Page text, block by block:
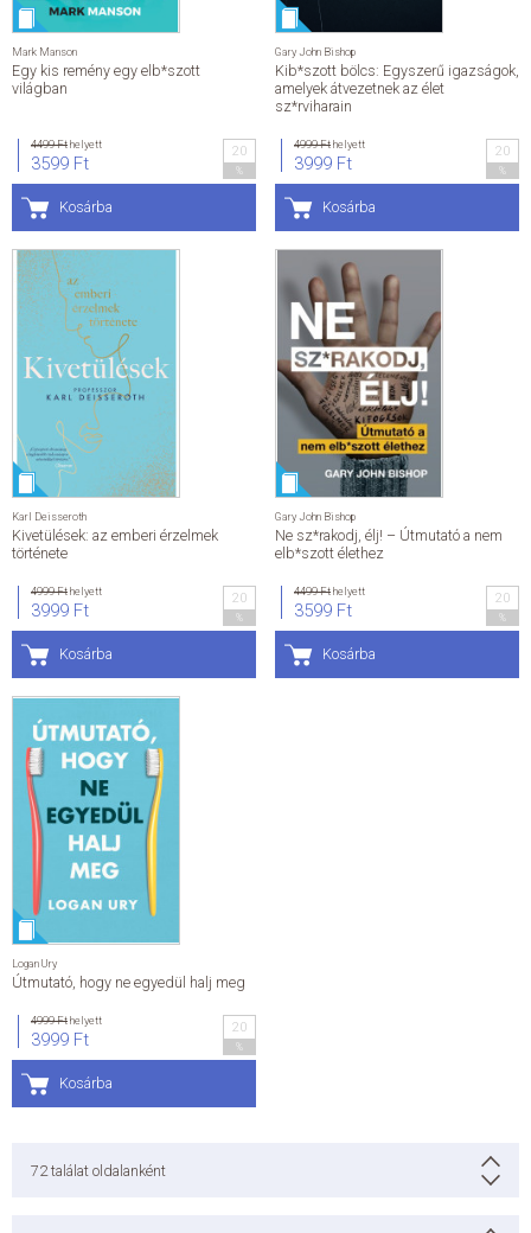
Mark Manson
Egy kis remény egy elb*szott
világban
4499 Fthelyett
3599 Ft
20
Kosárba
Gary John Bishop
Kib*szott bölcs: Egyszerű igazságok,
amelyek átvezetnek az élet
sz*rviharain
4999 Fthelyett
3999 Ft
20
Kosárba
Karl Deisseroth
Kivetülések: az emberi érzelmek
története
4999 Fthelyett
3999 Ft
20
Kosárba
Gary John Bishop
Ne sz*rakodj, élj! – Útmutató a nem
elb*szott élethez
4499 Fthelyett
3599 Ft
20
Kosárba
Logan Ury
Útmutató, hogy ne egyedül halj meg
4999 Fthelyett
3999 Ft
20
Kosárba
72 találat oldalanként